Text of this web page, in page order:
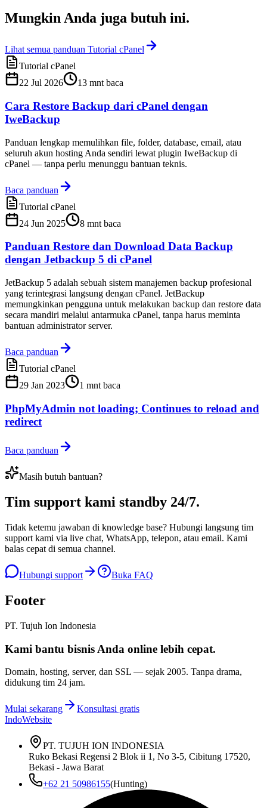
Mungkin Anda juga butuh ini.
Lihat semua panduan Tutorial cPanel
Tutorial cPanel
22 Jul 2026
13 mnt baca
Cara Restore Backup dari cPanel dengan
IweBackup
Panduan lengkap memulihkan file, folder, database, email, atau
seluruh akun hosting Anda sendiri lewat plugin IweBackup di
cPanel — tanpa perlu menunggu bantuan teknis.
Baca panduan
Tutorial cPanel
24 Jun 2025
8 mnt baca
Panduan Restore dan Download Data Backup
dengan Jetbackup 5 di cPanel
JetBackup 5 adalah sebuah sistem manajemen backup profesional
yang terintegrasi langsung dengan cPanel. JetBackup
memungkinkan pengguna untuk melakukan backup dan restore data
secara mandiri melalui antarmuka cPanel, tanpa harus meminta
bantuan administrator server.
Baca panduan
Tutorial cPanel
29 Jan 2023
1 mnt baca
PhpMyAdmin not loading; Continues to reload and
redirect
Baca panduan
Masih butuh bantuan?
Tim support kami standby 24/7.
Tidak ketemu jawaban di knowledge base? Hubungi langsung tim
support kami via live chat, WhatsApp, telepon, atau email. Kami
balas cepat di semua channel.
Hubungi support Buka FAQ
Footer
PT. Tujuh Ion Indonesia
Kami bantu bisnis Anda online lebih cepat.
Domain, hosting, server, dan SSL — sejak 2005. Tanpa drama,
didukung tim 24 jam.
Mulai sekarang
Konsultasi gratis
IndoWebsite
PT. TUJUH ION INDONESIA
Ruko Bekasi Regensi 2 Blok ii 1, No 3-5, Cibitung 17520,
Bekasi - Jawa Barat
+62 21 50986155(Hunting)